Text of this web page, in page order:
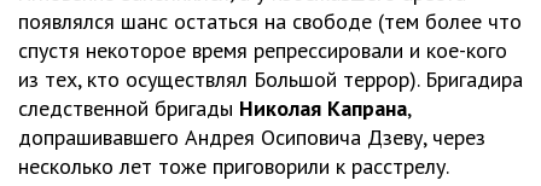
появлялся шанс остаться на свободе (тем более что
спустя некоторое время репрессировали и кое-кого
из тех, кто осуществлял Большой террор). Бригадира
следственной бригады Николая Капрана,
допрашивавшего Андрея Осиповича Дзеву, через
несколько лет тоже приговорили к расстрелу.